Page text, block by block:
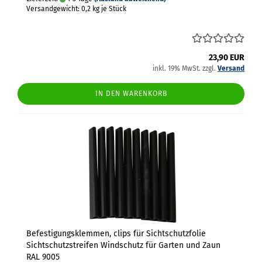
Versandgewicht: 0,2 kg je Stück
23,90 EUR
inkl. 19% MwSt. zzgl. Versand
IN DEN WARENKORB
Befestigungsklemmen, clips für Sichtschutzfolie
Sichtschutzstreifen Windschutz für Garten und Zaun
RAL 9005